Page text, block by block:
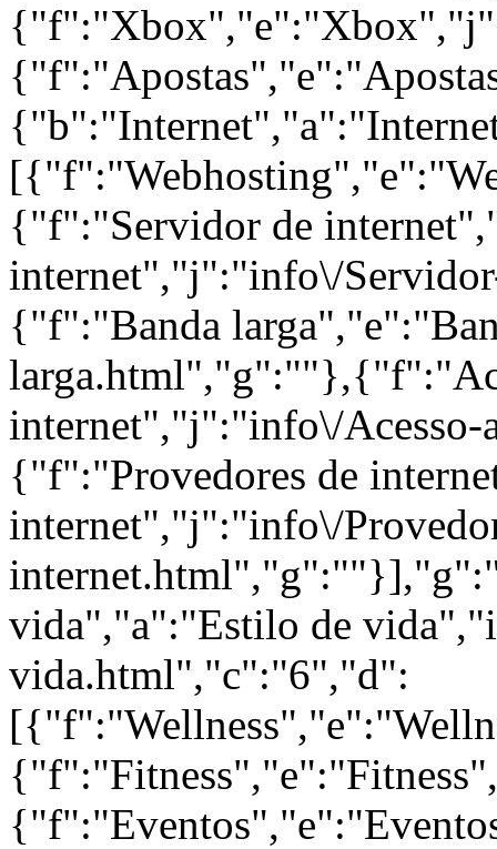
{"f":"Servidor de
internet","j":"info\/
{"f":"Banda
internet","j":"info\/
{"f":"Provedores de
internet","j":"info\/
vida","a":"Estilo de
vida.html","c":"6","d":